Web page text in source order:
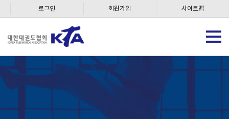
로그인 회원가입 사이트맵